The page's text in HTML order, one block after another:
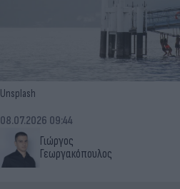
Unsplash
Γιώργος
Γεωργακόπουλος
08.07.2026 09:44